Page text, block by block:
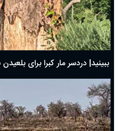
ببینید| دردسر مار کبرا برای